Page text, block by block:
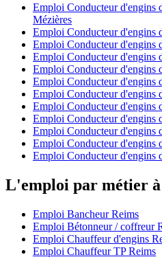
Emploi Conducteur d'engins
Mézières
Emploi Conducteur d'engins
Emploi Conducteur d'engins
Emploi Conducteur d'engins
Emploi Conducteur d'engins
Emploi Conducteur d'engins
Emploi Conducteur d'engins
Emploi Conducteur d'engins
Emploi Conducteur d'engins
Emploi Conducteur d'engins
Emploi Conducteur d'engins
Emploi Conducteur d'engins
L'emploi par métier à
Emploi Bancheur Reims
Emploi Bétonneur / coffreur
Emploi Chauffeur d'engins
Emploi Chauffeur TP Reims